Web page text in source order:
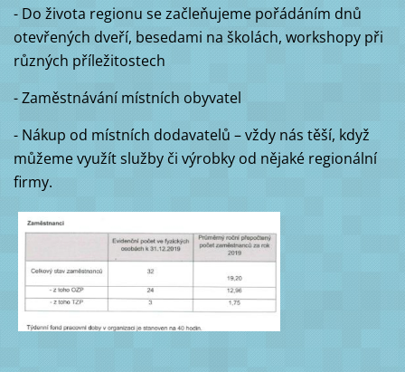
- Do života regionu se začleňujeme pořádáním dnů
otevřených dveří, besedami na školách, workshopy při
různých příležitostech
- Zaměstnávání místních obyvatel
- Nákup od místních dodavatelů – vždy nás těší, když
můžeme využít služby či výrobky od nějaké regionální
firmy.